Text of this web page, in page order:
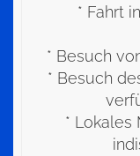
* Fahrt
* Besuch
* Besuch
* Lokales